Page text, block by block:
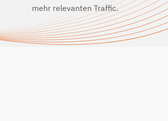
mehr relevanten Traffic.